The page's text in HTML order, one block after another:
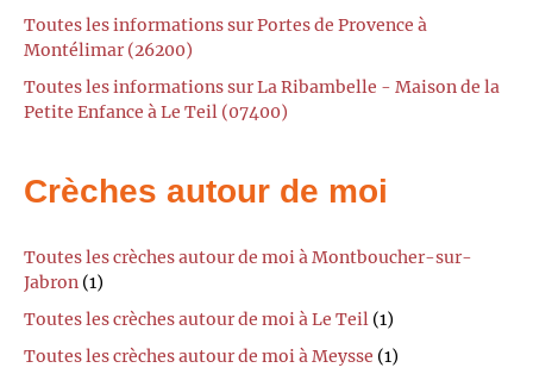
Toutes les informations sur Portes de Provence à
Montélimar (26200)
Toutes les informations sur La Ribambelle - Maison de la
Petite Enfance à Le Teil (07400)
Crèches autour de moi
Toutes les crèches autour de moi à Montboucher-sur-
Jabron (1)
Toutes les crèches autour de moi à Le Teil (1)
Toutes les crèches autour de moi à Meysse (1)